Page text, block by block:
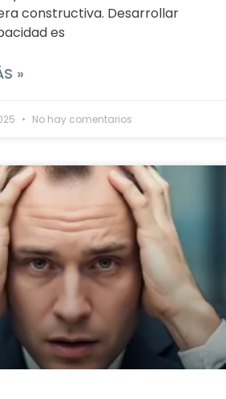
constructiva. Desarrollar
es
»
No hay comentarios